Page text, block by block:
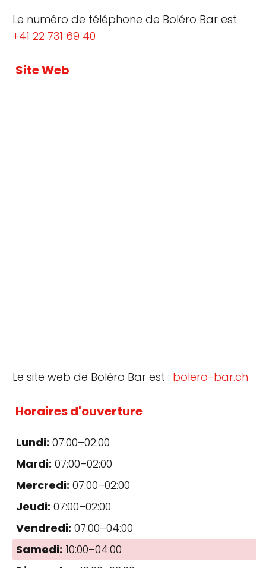
Le numéro de téléphone de Boléro Bar est
+41 22 731 69 40
Site Web
Le site web de Boléro Bar est : bolero-bar.ch
Horaires d'ouverture
Lundi: 07:00–02:00
Mardi: 07:00–02:00
Mercredi: 07:00–02:00
Jeudi: 07:00–02:00
Vendredi: 07:00–04:00
Samedi: 10:00–04:00